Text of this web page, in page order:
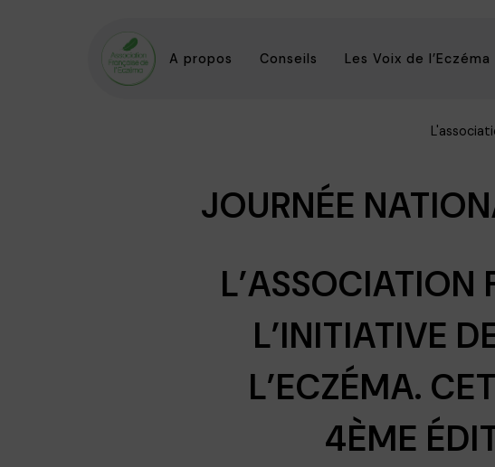
A propos Conseils Les Voix de l’Eczéma
JOURNÉE
L’ASSOCIATION
L’INITIATIVE
L’ECZÉMA.
4ÈME